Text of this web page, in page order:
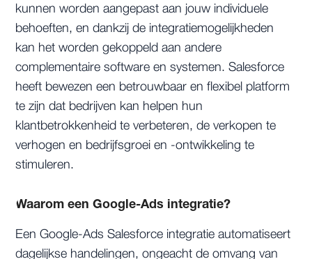
kunnen worden aangepast aan jouw individuele
behoeften, en dankzij de integratiemogelijkheden
kan het worden gekoppeld aan andere
complementaire software en systemen. Salesforce
heeft bewezen een betrouwbaar en flexibel platform
te zijn dat bedrijven kan helpen hun
klantbetrokkenheid te verbeteren, de verkopen te
verhogen en bedrijfsgroei en -ontwikkeling te
stimuleren.
Waarom een Google-Ads integratie?
Een Google-Ads Salesforce integratie automatiseert
dagelijkse handelingen, ongeacht de omvang van